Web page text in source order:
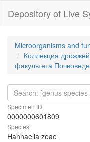
Depository of Live
Microorganisms and
Коллекция
факультета
Specimen ID
0000000601809
Species
Hannaella zeae